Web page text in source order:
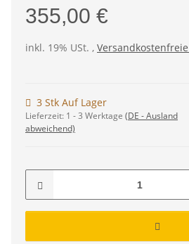
355,00 €
inkl. 19% USt. ,
3 Stk Auf Lager
Lieferzeit: 1 - 3 Werktage (DE - Ausland
abweichend)